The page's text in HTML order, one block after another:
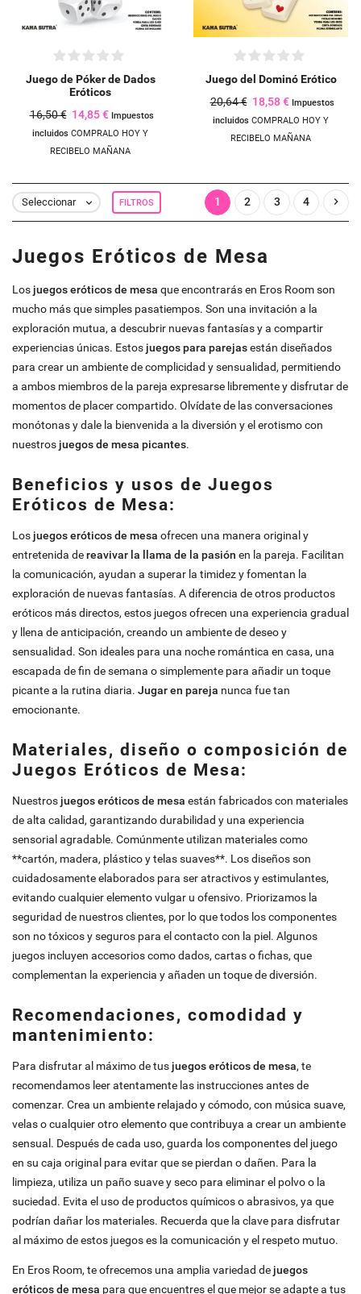
Juego de Póker de Dados
Eróticos
16,50 € 14,85 € Impuestos
incluidos COMPRALO HOY Y
RECIBELO MAÑANA
Juego del Dominó Erótico
20,64 € 18,58 € Impuestos
incluidos COMPRALO HOY Y
RECIBELO MAÑANA
Seleccionar  FILTROS 1 2 3 4 
Juegos Eróticos de Mesa
Los juegos eróticos de mesa que encontrarás en Eros Room son
mucho más que simples pasatiempos. Son una invitación a la
exploración mutua, a descubrir nuevas fantasías y a compartir
experiencias únicas. Estos juegos para parejasestán diseñados
para crear un ambiente de complicidad y sensualidad, permitiendo
a ambos miembros de la pareja expresarse libremente y disfrutar de
momentos de placer compartido. Olvídate de las conversaciones
monótonas y dale la bienvenida a la diversión y el erotismo con
nuestros juegos de mesa picantes.
Beneficios y usos de Juegos
Eróticos de Mesa:
Los juegos eróticos de mesa ofrecen una manera original y
entretenida dereavivar la llama de la pasión en la pareja. Facilitan
la comunicación, ayudan a superar la timidez y fomentan la
exploración de nuevas fantasías. A diferencia de otros productos
eróticos más directos, estos juegos ofrecen una experiencia gradual
y llena de anticipación, creando un ambiente de deseo y
sensualidad. Son ideales para una noche romántica en casa, una
escapada de fin de semana o simplemente para añadir un toque
picante a la rutina diaria. Jugar en pareja nunca fue tan
emocionante.
Materiales, diseño o composición de
Juegos Eróticos de Mesa:
Nuestros juegos eróticos de mesa están fabricados con materiales
de alta calidad, garantizando durabilidad y una experiencia
sensorial agradable. Comúnmente utilizan materiales como
**cartón, madera, plástico y telas suaves**. Los diseños son
cuidadosamente elaborados para ser atractivos y estimulantes,
evitando cualquier elemento vulgar u ofensivo. Priorizamos la
seguridad de nuestros clientes, por lo que todos los componentes
son no tóxicos y seguros para el contacto con la piel. Algunos
juegos incluyen accesorios como dados, cartas o fichas, que
complementan la experiencia y añaden un toque de diversión.
Recomendaciones, comodidad y
mantenimiento:
Para disfrutar al máximo de tus juegos eróticos de mesa, te
recomendamos leer atentamente las instrucciones antes de
comenzar. Crea un ambiente relajado y cómodo, con música suave,
velas o cualquier otro elemento que contribuya a crear un ambiente
sensual. Después de cada uso, guarda los componentes del juego
en su caja original para evitar que se pierdan o dañen. Para la
limpieza, utiliza un paño suave y seco para eliminar el polvo o la
suciedad. Evita el uso de productos químicos o abrasivos, ya que
podrían dañar los materiales. Recuerda que la clave para disfrutar
al máximo de estos juegos es la comunicación y el respeto mutuo.
En Eros Room, te ofrecemos una amplia variedad de juegos
eróticos de mesa para que encuentres el que mejor se adapte a tus
CREAR NUEVA LISTA
((confirmMessage))
((CANCELTEXT)) ((MODALDELETETEXT))
CREAR LISTA DE DESEOS CANCELAR
Debe iniciar sesión para guardar productos en su lista de deseos.
INICIAR SESIÓN CANCELAR